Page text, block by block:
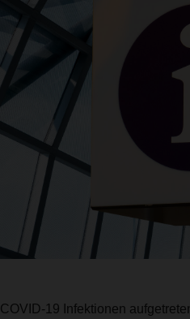
19 Infektionen